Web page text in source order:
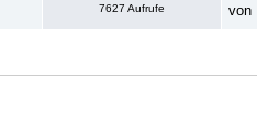
7627 Aufrufe
von